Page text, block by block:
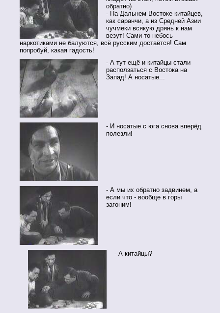
обратно)
- На Дальнем Востоке китайцев,
как саранчи, а из Средней Азии
чучмеки всякую дрянь к нам
везут! Сами-то небось
наркотиками не балуются, всё русским достаётся! Сам
попробуй, какая гадость!
- А тут ещё и китайцы стали
расползаться с Востока на
Запад! А носатые...
- И носатые с юга снова вперёд
полезли!
- А мы их обратно задвинем, а
если что - вообще в горы
загоним!
- А китайцы?